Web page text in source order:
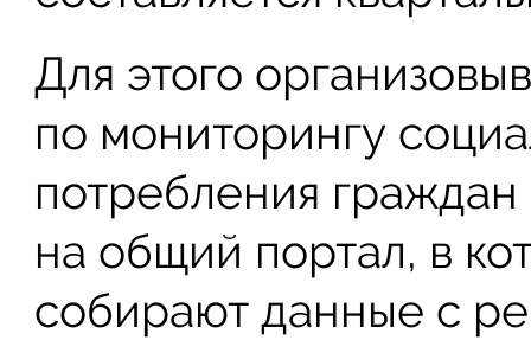
Для этого
по мониторингу
потребления
на общий портал, в
собирают данные с